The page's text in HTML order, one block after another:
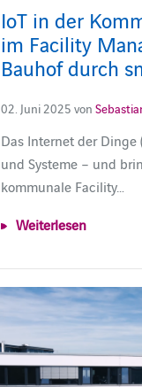
IoT in der
im Facility
Bauhof durch
02. Juni 2025 von
Das Internet der Dinge
und Systeme – und
kommunale Facility…
Weiterlesen